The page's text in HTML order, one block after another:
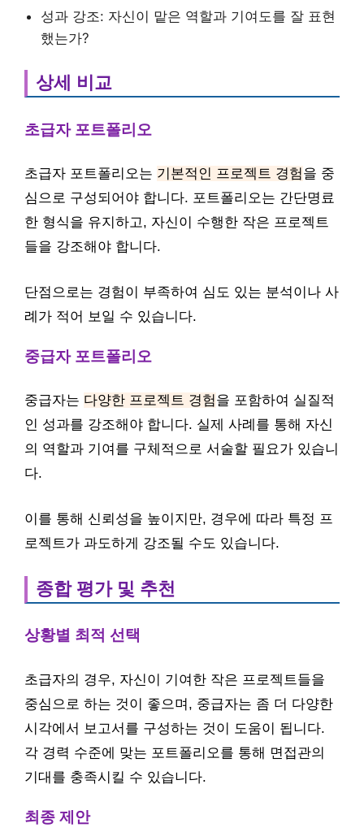
성과 강조: 자신이 맡은 역할과 기여도를 잘 표현
했는가?
상세 비교
초급자 포트폴리오
초급자 포트폴리오는 기본적인 프로젝트 경험을 중
심으로 구성되어야 합니다. 포트폴리오는 간단명료
한 형식을 유지하고, 자신이 수행한 작은 프로젝트
들을 강조해야 합니다.
단점으로는 경험이 부족하여 심도 있는 분석이나 사
례가 적어 보일 수 있습니다.
중급자 포트폴리오
중급자는 다양한 프로젝트 경험을 포함하여 실질적
인 성과를 강조해야 합니다. 실제 사례를 통해 자신
의 역할과 기여를 구체적으로 서술할 필요가 있습니
다.
이를 통해 신뢰성을 높이지만, 경우에 따라 특정 프
로젝트가 과도하게 강조될 수도 있습니다.
종합 평가 및 추천
상황별 최적 선택
초급자의 경우, 자신이 기여한 작은 프로젝트들을
중심으로 하는 것이 좋으며, 중급자는 좀 더 다양한
시각에서 보고서를 구성하는 것이 도움이 됩니다.
각 경력 수준에 맞는 포트폴리오를 통해 면접관의
기대를 충족시킬 수 있습니다.
최종 제안